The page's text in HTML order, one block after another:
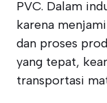
PVC. Dalam
karena
dan proses
yang tepat,
transportasi